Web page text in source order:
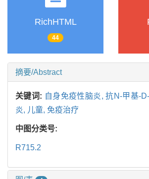
RichHTML
44
摘要/Abstract
关键词: 自身免疫性脑炎,抗N-甲基-
炎, 儿童, 免疫治疗
中图分类号:
R715.2